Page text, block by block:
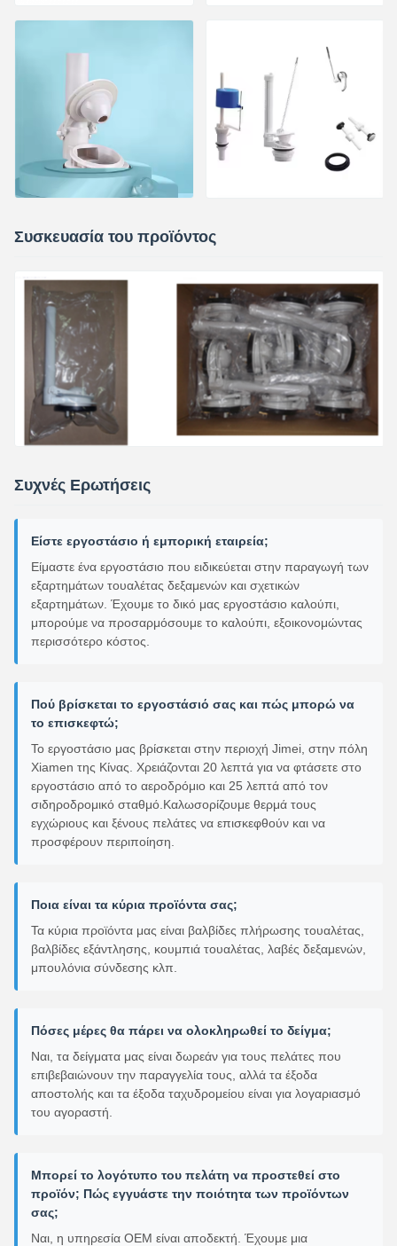
Συσκευασία του προϊόντος
Συχνές Ερωτήσεις
Είστε εργοστάσιο ή εμπορική εταιρεία;
Είμαστε ένα εργοστάσιο που ειδικεύεται στην παραγωγή των
εξαρτημάτων τουαλέτας δεξαμενών και σχετικών
εξαρτημάτων. Έχουμε το δικό μας εργοστάσιο καλούπι,
μπορούμε να προσαρμόσουμε το καλούπι, εξοικονομώντας
περισσότερο κόστος.
Πού βρίσκεται το εργοστάσιό σας και πώς μπορώ να
το επισκεφτώ;
Το εργοστάσιο μας βρίσκεται στην περιοχή Jimei, στην πόλη
Xiamen της Κίνας. Χρειάζονται 20 λεπτά για να φτάσετε στο
εργοστάσιο από το αεροδρόμιο και 25 λεπτά από τον
σιδηροδρομικό σταθμό.Καλωσορίζουμε θερμά τους
εγχώριους και ξένους πελάτες να επισκεφθούν και να
προσφέρουν περιποίηση.
Ποια είναι τα κύρια προϊόντα σας;
Τα κύρια προϊόντα μας είναι βαλβίδες πλήρωσης τουαλέτας,
βαλβίδες εξάντλησης, κουμπιά τουαλέτας, λαβές δεξαμενών,
μπουλόνια σύνδεσης κλπ.
Πόσες μέρες θα πάρει να ολοκληρωθεί το δείγμα;
Ναι, τα δείγματα μας είναι δωρεάν για τους πελάτες που
επιβεβαιώνουν την παραγγελία τους, αλλά τα έξοδα
αποστολής και τα έξοδα ταχυδρομείου είναι για λογαριασμό
του αγοραστή.
Μπορεί το λογότυπο του πελάτη να προστεθεί στο
προϊόν; Πώς εγγυάστε την ποιότητα των προϊόντων
σας;
Ναι, η υπηρεσία OEM είναι αποδεκτή. Έχουμε μια